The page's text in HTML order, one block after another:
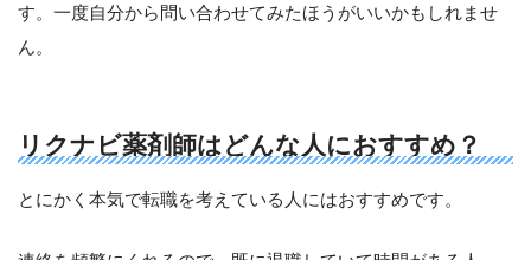
す。一度自分から問い合わせてみたほうがいいかもしれませ
ん。
リクナビ薬剤師はどんな人におすすめ？
とにかく本気で転職を考えている人にはおすすめです。